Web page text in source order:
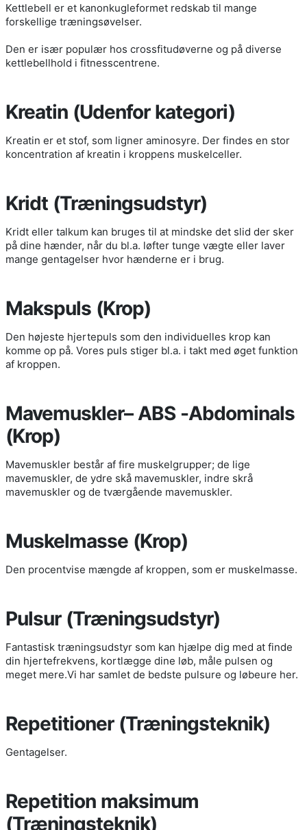
Kettlebell er et kanonkugleformet redskab til mange
forskellige træningsøvelser.
Den er især populær hos crossfitudøverne og på diverse
kettlebellhold i fitnesscentrene.
Kreatin (Udenfor kategori)
Kreatin er et stof, som ligner aminosyre. Der findes en stor
koncentration af kreatin i kroppens muskelceller.
Kridt (Træningsudstyr)
Kridt eller talkum kan bruges til at mindske det slid der sker
på dine hænder, når du bl.a. løfter tunge vægte eller laver
mange gentagelser hvor hænderne er i brug.
Makspuls (Krop)
Den højeste hjertepuls som den individuelles krop kan
komme op på. Vores puls stiger bl.a. i takt med øget funktion
af kroppen.
Mavemuskler– ABS -Abdominals
(Krop)
Mavemuskler består af fire muskelgrupper; de lige
mavemuskler, de ydre skå mavemuskler, indre skrå
mavemuskler og de tværgående mavemuskler.
Muskelmasse (Krop)
Den procentvise mængde af kroppen, som er muskelmasse.
Pulsur (Træningsudstyr)
Fantastisk træningsudstyr som kan hjælpe dig med at finde
din hjertefrekvens, kortlægge dine løb, måle pulsen og
meget mere.Vi har samlet de bedste pulsure og løbeure her.
Repetitioner (Træningsteknik)
Gentagelser.
Repetition maksimum
(Træningsteknik)